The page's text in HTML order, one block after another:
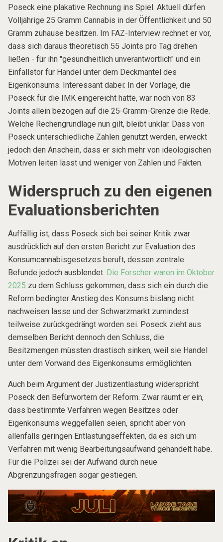
Poseck eine plakative Rechnung ins Spiel. Aktuell dürfen
Volljährige 25 Gramm Cannabis in der Öffentlichkeit und 50
Gramm zuhause besitzen. Im FAZ-Interview rechnet er vor,
dass sich daraus theoretisch 55 Joints pro Tag drehen
ließen - für ihn "gesundheitlich unverantwortlich" und ein
Einfallstor für Handel unter dem Deckmantel des
Eigenkonsums. Interessant dabei: In der Vorlage, die
Poseck für die IMK eingereicht hatte, war noch von 83
Joints allein bezogen auf die 25-Gramm-Grenze die Rede.
Welche Rechengrundlage nun gilt, bleibt unklar. Dass von
Poseck unterschiedliche Zahlen genutzt werden, erweckt
jedoch den Anschein, dass er sich mehr von ideologischen
Motiven leiten lässt und weniger von Zahlen und Fakten.
Widerspruch zu den eigenen
Evaluationsberichten
Auffällig ist, dass Poseck sich bei seiner Kritik zwar
ausdrücklich auf den ersten Bericht zur Evaluation des
Konsumcannabisgesetzes beruft, dessen zentrale
Befunde jedoch ausblendet. Die Forscher waren im Oktober
2025 zu dem Schluss gekommen, dass sich ein durch die
Reform bedingter Anstieg des Konsums bislang nicht
nachweisen lasse und der Schwarzmarkt zumindest
teilweise zurückgedrängt worden sei. Poseck zieht aus
demselben Bericht dennoch den Schluss, die
Besitzmengen müssten drastisch sinken, weil sie Handel
unter dem Vorwand des Eigenkonsums ermöglichten.
Auch beim Argument der Justizentlastung widerspricht
Poseck den Befürwortern der Reform. Zwar räumt er ein,
dass bestimmte Verfahren wegen Besitzes oder
Eigenkonsums weggefallen seien, spricht aber von
allenfalls geringen Entlastungseffekten, da es sich um
Verfahren mit wenig Bearbeitungsaufwand gehandelt habe.
Für die Polizei sei der Aufwand durch neue
Abgrenzungsfragen sogar gestiegen.